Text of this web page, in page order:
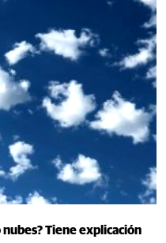
nubes? Tiene explicación